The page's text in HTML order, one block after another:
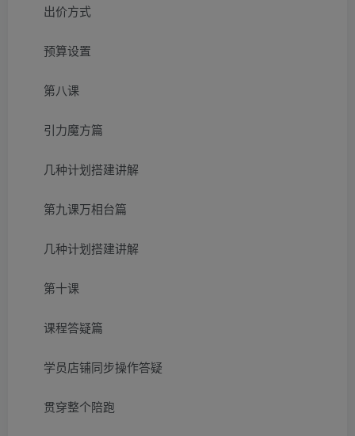
出价方式
预算设置
第八课
引力魔方篇
几种计划搭建讲解
第九课万相台篇
几种计划搭建讲解
第十课
课程答疑篇
学员店铺同步操作答疑
贯穿整个陪跑